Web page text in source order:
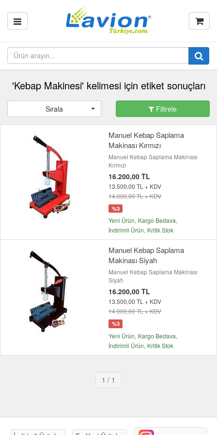
'Kebap Makinesi' kelimesi için etiket sonuçları
Sırala Filtrele
Manuel Kebap Saplama
Makinası Kırmızı
Manuel Kebap Saplama Makinası
Kırmızı
16.200,00 TL
13.500,00 TL + KDV
14.000,00 TL + KDV
%3
Yeni Ürün Kargo Bedava
İndirimli Ürün Kritik Stok
Manuel Kebap Saplama
Makinası Siyah
Manuel Kebap Saplama Makinası
Siyah
16.200,00 TL
13.500,00 TL + KDV
14.000,00 TL + KDV
%3
Yeni Ürün Kargo Bedava
İndirimli Ürün Kritik Stok
1 / 1